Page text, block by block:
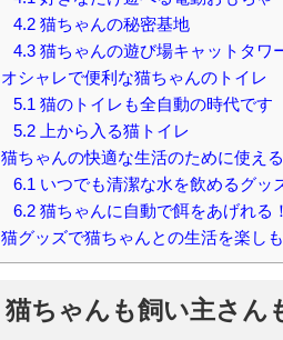
4.2猫ちゃんの秘密基地
4.3猫ちゃんの遊び場キャットタワ
オシャレで便利な猫ちゃんのトイレ
5.1 猫のトイレも全自動の時代です
5.2上から入る猫トイレ
猫ちゃんの快適な生活のために使え
6.1 いつでも清潔な水を飲めるグッ
6.2猫ちゃんに自動で餌をあげれる！
猫グッズで猫ちゃんとの生活を楽し
猫ちゃんも飼い主さ